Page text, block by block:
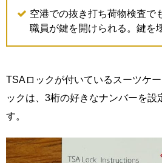
空港での抜き打ち荷物検査で
職員が鍵を開けられる。鍵を
TSAロックが付いているスーツケ
ックは、3桁の好きなナンバーを設
す。